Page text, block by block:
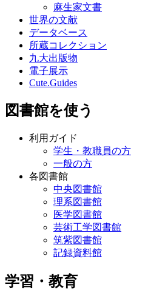
麻生家文書
世界の文献
データベース
所蔵コレクション
九大出版物
電子展示
Cute.Guides
図書館を使う
利用ガイド
学生・教職員の方
一般の方
各図書館
中央図書館
理系図書館
医学図書館
芸術工学図書館
筑紫図書館
記録資料館
学習・教育